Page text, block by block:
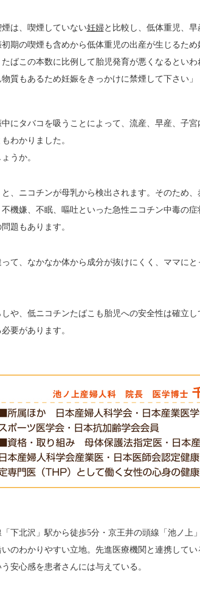
は、喫煙していない妊婦と比較し、低体重児、
期の喫煙も含めから低体重児の出産が生じるた
ばこの本数に比例して胎児発育が悪くなるとい
質もあるため妊娠をきっかけに禁煙して下さい」
にタバコを吸うことによって、流産、早産、子
わかりました。
うか。
、ニコチンが母乳から検出されます。そのため、
機嫌、不眠、嘔吐といった急性ニコチン中毒の
題もあります。
て、なかなか体から成分が抜けにくく、ママにと
や、低ニコチンたばこも胎児への安全性は確立
要があります。
下北沢」駅から徒歩5分・京王井の頭線「池ノ上
のわかりやすい立地。先進医療機関と連携して
安心感を患者さんには与えている。